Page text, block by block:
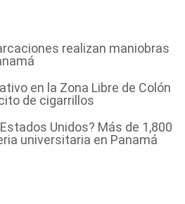
realizan maniobras
en la Zona Libre de Colón
de cigarrillos
Unidos? Más de 1,800
universitaria en Panamá